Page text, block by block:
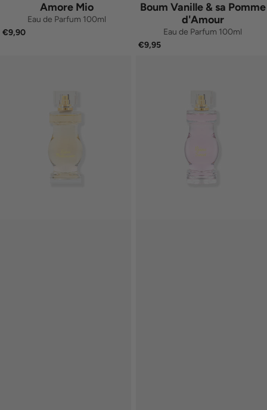
Amore Mio
Eau de Parfum 100ml
€9,90
Boum Vanille & sa Pomme
d'Amour
Eau de Parfum 100ml
€9,95